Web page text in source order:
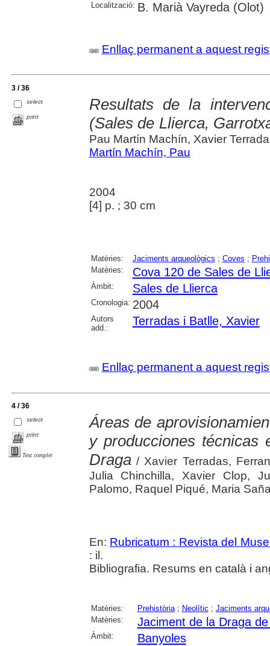
Localització: B. Marià Vayreda (Olot)
Enllaç permanent a aquest
3 / 36
select
print
Resultats de la
(Sales de Llierca,
Pau Martín Machín, Xavier
Martín Machín, Pau
2004
[4] p. ; 30 cm
Matèries: Jaciments arqueològics ; Coves ;
Matèries:
Cova 120 de Sales de
Àmbit: Sales de Llierca
Cronologia: 2004
Autors
add.:
Terradas i Batlle, Xavier
Enllaç permanent a aquest
4 / 36
select
print
Text complet
Áreas de
y producciones
Draga/ Xavier Terradas,
Julia Chinchilla, Xavier Clop,
Palomo, Raquel Piqué, Maria
En: Rubricatum : Revista del
: il.
Bibliografia. Resums en català i
Matèries: Prehistòria; Neolític ; Jaciments
Matèries:
Jaciment de la Draga
Àmbit: Banyoles